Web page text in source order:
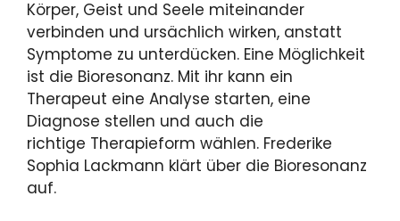
Körper, Geist und Seele miteinander
verbinden und ursächlich wirken, anstatt
Symptome zu unterdücken. Eine Möglichkeit
ist die Bioresonanz. Mit ihr kann ein
Therapeut eine Analyse starten, eine
Diagnose stellen und auch die
richtige Therapieform wählen. Frederike
Sophia Lackmann klärt über die Bioresonanz
auf.